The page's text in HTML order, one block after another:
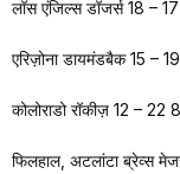
लॉस एंजिल्स डॉजर्स 18 –
एरिज़ोना डायमंडबैक 15 –
कोलोराडो रॉकीज़ 12 – 22
फिलहाल, अटलांटा ब्रेव्स